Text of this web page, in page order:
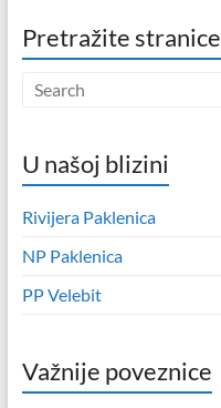
Pretražite stranice
U našoj blizini
Rivijera Paklenica
NP Paklenica
PP Velebit
Važnije poveznice